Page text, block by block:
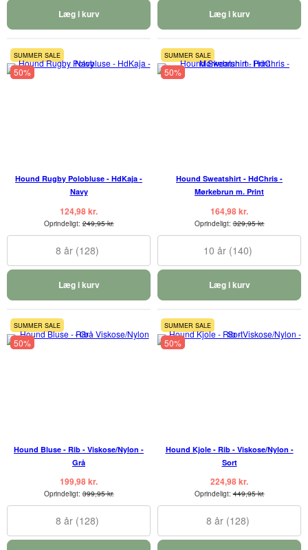
Læg i kurv Læg i kurv
SUMMER SALE
50%
Hound Rugby Polobluse - HdKaja -
Navy
124,98 kr.
Oprindeligt:249,95 kr.
8 år (128)
Læg i kurv
SUMMER SALE
50%
Hound Sweatshirt - HdChris -
Mørkebrun m. Print
164,98 kr.
Oprindeligt:329,95 kr.
10 år (140)
Læg i kurv
SUMMER SALE
50%
Hound Bluse - Rib - Viskose/Nylon -
Grå
199,98 kr.
Oprindeligt:399,95 kr.
8 år (128)
SUMMER SALE
50%
Hound Kjole - Rib - Viskose/Nylon -
Sort
224,98 kr.
Oprindeligt:449,95 kr.
8 år (128)